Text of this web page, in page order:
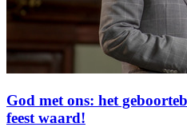
God met ons: het
feest waard!